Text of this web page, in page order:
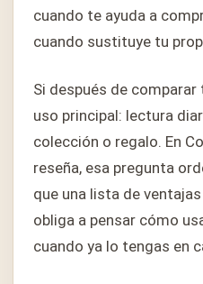
cuando te ayuda a
cuando sustituye tu
Si después de comparar
uso principal: lectura
colección o regalo. En
reseña, esa pregunta
que una lista de
obliga a pensar cómo
cuando ya lo tengas en